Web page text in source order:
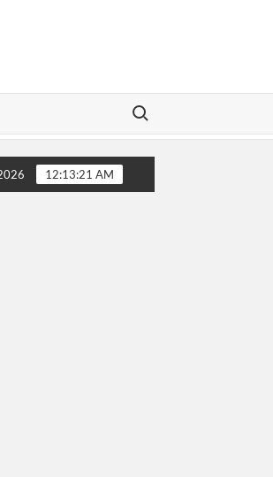
Search for:
Buronan Investasi Bodong asal Bungo
12:13:22 AM